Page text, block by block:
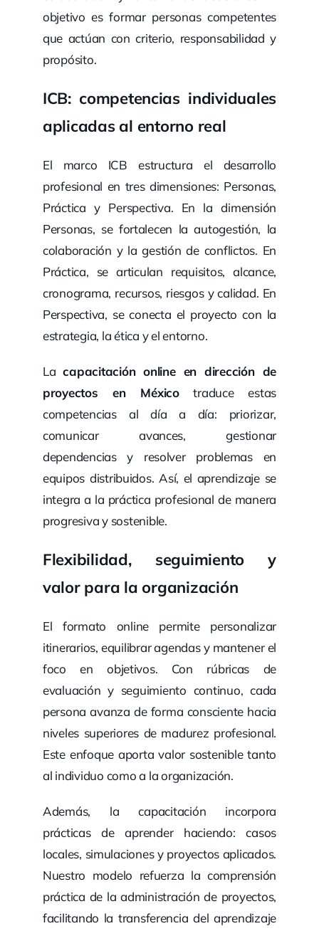
objetivo es formar personas competentes
que actúan con criterio, responsabilidad y
propósito.
ICB: competencias individuales
aplicadas al entorno real
El marco ICB estructura el desarrollo
profesional en tres dimensiones: Personas,
Práctica y Perspectiva. En la dimensión
Personas, se fortalecen la autogestión, la
colaboración y la gestión de conflictos. En
Práctica, se articulan requisitos, alcance,
cronograma, recursos, riesgos y calidad. En
Perspectiva, se conecta el proyecto con la
estrategia, la ética y el entorno.
Lacapacitación online en dirección de
proyectos en Méxicotraduce estas
competencias al día a día: priorizar,
comunicar avances, gestionar
dependencias y resolver problemas en
equipos distribuidos. Así, el aprendizaje se
integra a la práctica profesional de manera
progresiva y sostenible.
Flexibilidad, seguimiento y
valor para la organización
El formato online permite personalizar
itinerarios, equilibrar agendas y mantener el
foco en objetivos. Con rúbricas de
evaluación y seguimiento continuo, cada
persona avanza de forma consciente hacia
niveles superiores de madurez profesional.
Este enfoque aporta valor sostenible tanto
al individuo como a la organización.
Además, la capacitación incorpora
prácticas de aprender haciendo: casos
locales, simulaciones y proyectos aplicados.
Nuestro modelo refuerza la comprensión
práctica de la administración de proyectos,
facilitando la transferencia del aprendizaje